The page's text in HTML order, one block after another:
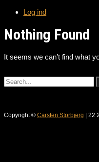
Log ind
Nothing Found
It seems we can’t find what
Copyright © Carsten Storbjerg | 22